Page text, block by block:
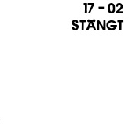
17 - 02
STÄNGT